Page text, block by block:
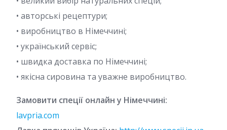
• авторські рецептури;
• виробництво в Німеччині;
• український сервіс;
• швидка доставка по Німеччині;
• якісна сировина та уважне виробництво.
Замовити спеції онлайн у Німеччині:
lavpria.com